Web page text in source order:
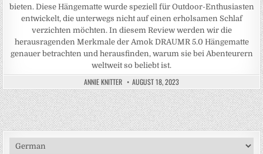
bieten. Diese Hängematte wurde speziell für Outdoor-Enthusiasten
entwickelt, die unterwegs nicht auf einen erholsamen Schlaf
verzichten möchten. In diesem Review werden wir die
herausragenden Merkmale der Amok DRAUMR 5.0 Hängematte
genauer betrachten und herausfinden, warum sie bei Abenteurern
weltweit so beliebt ist.
ANNIE KNITTER AUGUST 18, 2023